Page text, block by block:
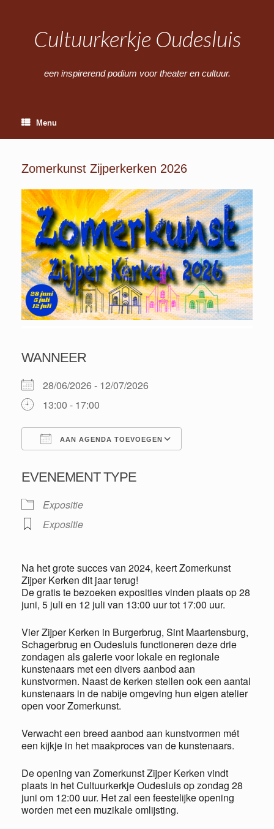
Cultuurkerkje Oudesluis
een inspirerend podium voor theater en cultuur.
Menu
Zomerkunst Zijperkerken 2026
WANNEER
28/06/2026 - 12/07/2026
13:00 - 17:00
AAN AGENDA TOEVOEGEN
EVENEMENT TYPE
Expositie
Expositie
Na het grote succes van 2024, keert Zomerkunst
Zijper Kerken dit jaar terug!
De gratis te bezoeken exposities vinden plaats op 28
juni, 5 juli en 12 juli van 13:00 uur tot 17:00 uur.
Vier Zijper Kerken in Burgerbrug, Sint Maartensburg,
Schagerbrug en Oudesluis functioneren deze drie
zondagen als galerie voor lokale en regionale
kunstenaars met een divers aanbod aan
kunstvormen. Naast de kerken stellen ook een aantal
kunstenaars in de nabije omgeving hun eigen atelier
open voor Zomerkunst.
Verwacht een breed aanbod aan kunstvormen mét
een kijkje in het maakproces van de kunstenaars.
De opening van Zomerkunst Zijper Kerken vindt
plaats in het Cultuurkerkje Oudesluis op zondag 28
juni om 12:00 uur. Het zal een feestelijke opening
worden met een muzikale omlijsting.